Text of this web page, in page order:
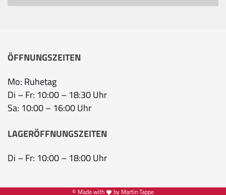
ÖFFNUNGSZEITEN
Mo: Ruhetag
Di – Fr: 10:00 – 18:30 Uhr
Sa: 10:00 – 16:00 Uhr
LAGERÖFFNUNGSZEITEN
Di – Fr: 10:00 – 18:00 Uhr
© Made with by Martin Tappe